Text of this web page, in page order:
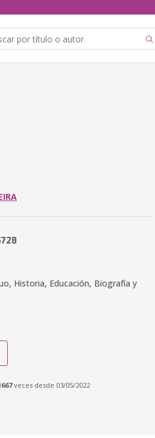
Historia, Educación, Biografía y
veces desde 03/05/2022